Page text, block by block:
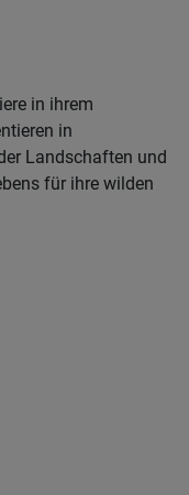
in ihrem
in
Landschaften und
für ihre wilden